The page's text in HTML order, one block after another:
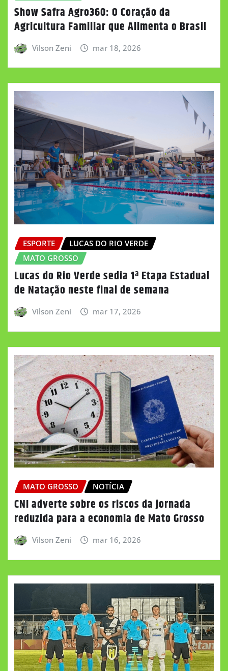
Show Safra Agro360: O Coração da
Agricultura Familiar que Alimenta o Brasil
Vilson Zeni mar 18, 2026
ESPORTE
LUCAS DO RIO VERDE
MATO GROSSO
Lucas do Rio Verde sedia 1ª Etapa Estadual
de Natação neste final de semana
Vilson Zeni mar 17, 2026
MATO GROSSO NOTÍCIA
CNI adverte sobre os riscos da jornada
reduzida para a economia de Mato Grosso
Vilson Zeni mar 16, 2026